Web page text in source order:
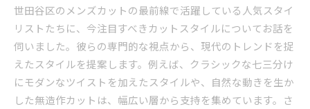
世田谷区のメンズカットの最前線で活躍している人気スタイ
リストたちに、今注目すべきカットスタイルについてお話を
伺いました。彼らの専門的な視点から、現代のトレンドを捉
えたスタイルを提案します。例えば、クラシックな七三分け
にモダンなツイストを加えたスタイルや、自然な動きを生か
した無造作カットは、幅広い層から支持を集めています。さ